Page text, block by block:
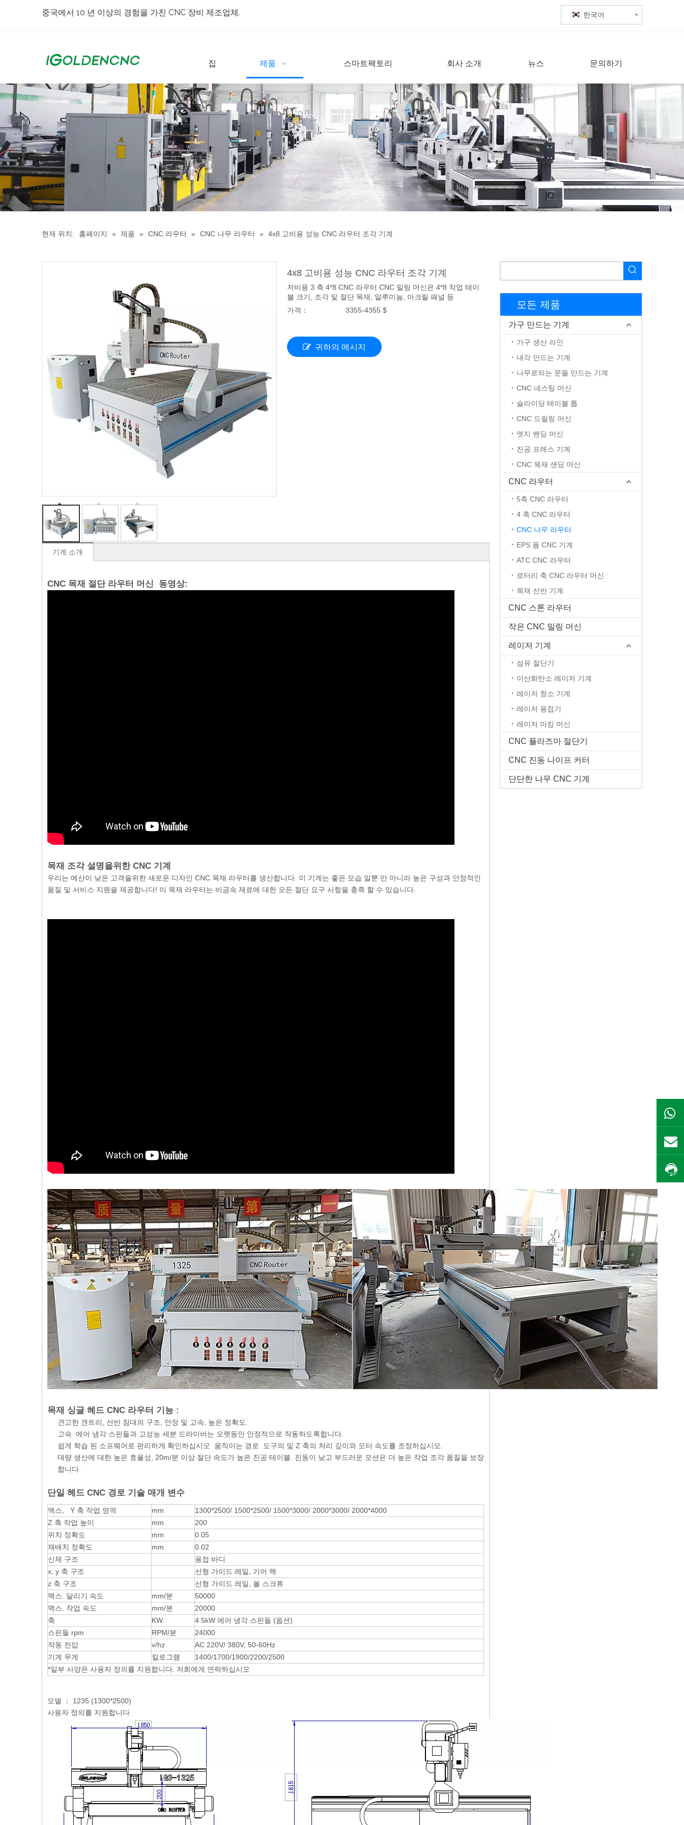
중국에서 10 년 이상의 경험을 가진 CNC 장비 제조업체. 한국어
집 제품 스마트팩토리 회사 소개 뉴스 문의하기
현재 위치: 홈페이지 » 제품 » CNC 라우터 » CNC 나무 라우터 » 4x8 고비용 성능 CNC 라우터 조각 기계
4x8 고비용 성능 CNC 라우터 조각 기계
저비용 3 축 4*8 CNC 라우터 CNC 밀링 머신은 4*8 작업 테이
블 크기, 조각 및 절단 목재, 알루미늄, 아크릴 패널 등
가격：
3355-4355 $
귀하의 메시지
기계 소개
CNC 목재 절단 라우터 머신 동영상:
목재 조각 설명을위한 CNC 기계
우리는 예산이 낮은 고객을위한 새로운 디자인 CNC 목재 라우터를 생산합니다. 이 기계는 좋은 모습 일뿐 만 아니라 높은 구성과 안정적인
품질 및 서비스 지원을 제공합니다! 이 목재 라우터는 비금속 재료에 대한 모든 절단 요구 사항을 충족 할 수 있습니다.
목재 싱글 헤드 CNC 라우터 기능 :
견고한 갠트리, 선반 침대의 구조, 안정 및 고속, 높은 정확도.
고속 에어 냉각 스핀들과 고성능 세분 드라이버는 오랫동안 안정적으로 작동하도록합니다.
쉽게 학습 된 소프웨어로 편리하게 확인하십시오 움직이는 경로 도구의 및 Z 축의 처리 깊이와 모터 속도를 조정하십시오.
대량 생산에 대한 높은 효율성, 20m/분 이상 절단 속도가 높은 진공 테이블. 진동이 낮고 부드러운 모션은 더 높은 작업 조각 품질을 보장
합니다.
단일 헤드 CNC 경로 기술 매개 변수
엑스, Y 축 작업 영역 mm
1300*2500/ 1500*2500/ 1500*3000/ 2000*3000/ 2000*4000
Z 축 작업 높이
mm
200
위치 정확도
mm
0.05
재배치 정확도
mm
0.02
신체 구조
용접 바디
x, y 축 구조
선형 가이드 레일, 기어 랙
z 축 구조
선형 가이드 레일, 볼 스크류
맥스. 달리기 속도
mm/분
50000
맥스. 작업 속도
mm/분
20000
축
KW
4.5kW 에어 냉각 스핀들 (옵션)
스핀들 rpm
RPM/분
24000
작동 전압
v/hz
AC 220V/ 380V, 50-60Hz
기계 무게
킬로그램
1400/1700/1900/2200/2500
*일부 사양은 사용자 정의를 지원합니다. 저희에게 연락하십시오
모델 ： 1235 (1300*2500)
사용자 정의를 지원합니다
모든 제품
가구 만드는 기계
가구 생산 라인
내각 만드는 기계
나무로되는 문을 만드는 기계
CNC 네스팅 머신
슬라이딩 테이블 톱
CNC 드릴링 머신
엣지 밴딩 머신
진공 프레스 기계
CNC 목재 샌딩 머신
CNC 라우터
5축 CNC 라우터
4 축 CNC 라우터
CNC 나무 라우터
EPS 폼 CNC 기계
ATC CNC 라우터
로터리 축 CNC 라우터 머신
목재 선반 기계
CNC 스톤 라우터
작은 CNC 밀링 머신
레이저 기계
섬유 절단기
이산화탄소 레이저 기계
레이저 청소 기계
레이저 용접기
레이저 마킹 머신
CNC 플라즈마 절단기
CNC 진동 나이프 커터
단단한 나무 CNC 기계